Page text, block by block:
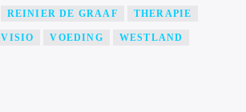
REINIER DE GRAAF THERAPIE
VISIO VOEDING WESTLAND